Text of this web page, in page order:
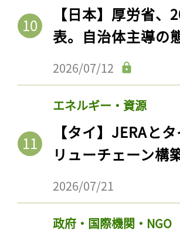
【日本】厚労省
表。自治体主導の
2026/07/12
エネルギー・資源
【タイ】JERAと
リューチェーン構
2026/07/21
政府・国際機関・NGO